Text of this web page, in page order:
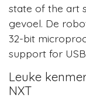
state of the art
gevoel. De
32-bit
support for
Leuke
NXT